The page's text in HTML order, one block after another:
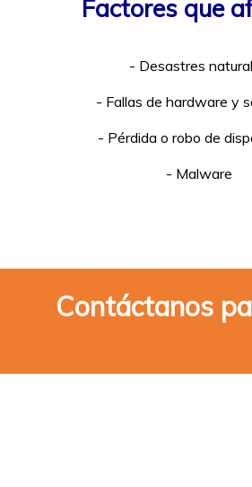
Factores que
- Desastres
- Fallas de hardware y
- Pérdida o robo de
- Malware
Contáctanos